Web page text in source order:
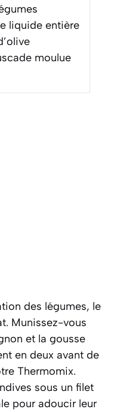
liquide entière
moulue
des légumes, le
Munissez-vous
et la gousse
en deux avant de
Thermomix.
sous un filet
pour adoucir leur